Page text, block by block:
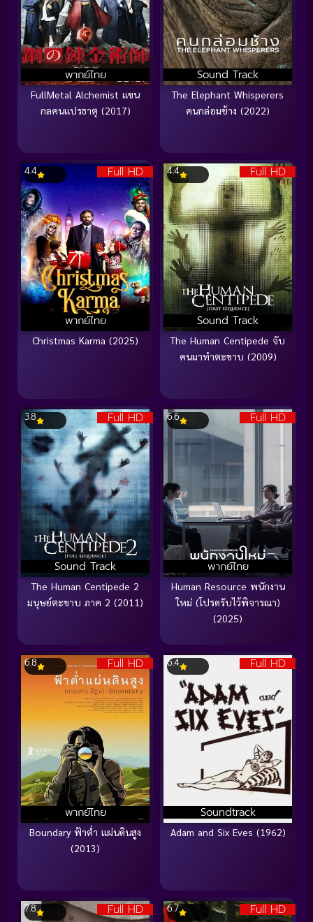
พากย์ไทย
FullMetal Alchemist แขน
กลคนแปรธาตุ (2017)
Sound Track
The Elephant Whisperers
คนกล่อมช้าง (2022)
Full HD
พากย์ไทย
4.4
Christmas Karma (2025)
Full HD
Sound Track
4.4
The Human Centipede จับ
คนมาทำตะขาบ (2009)
Full HD
Sound Track
3.8
The Human Centipede 2
มนุษย์ตะขาบ ภาค 2 (2011)
Full HD
พากย์ไทย
6.6
Human Resource พนักงาน
ใหม่ (โปรดรับไว้พิจารณา)
(2025)
Full HD
พากย์ไทย
6.8
Boundary ฟ้าต่ำ แผ่นดินสูง
(2013)
Full HD
Soundtrack
6.4
Adam and Six Eves (1962)
Full HD
7.8 Full HD
6.7